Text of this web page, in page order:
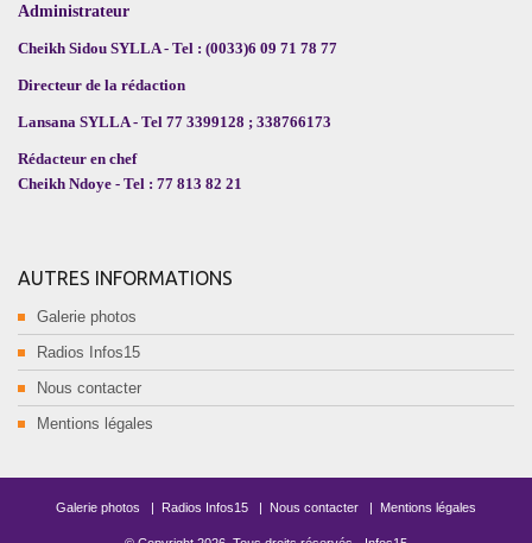
Administrateur
Cheikh Sidou SYLLA - Tel : (0033)6 09 71 78 77
Directeur de la rédaction
Lansana SYLLA - Tel 77 3399128 ; 338766173
Rédacteur en chef
Cheikh Ndoye - Tel : 77 813 82 21
AUTRES INFORMATIONS
Galerie photos
Radios Infos15
Nous contacter
Mentions légales
Galerie photos | Radios Infos15 | Nous contacter | Mentions légales